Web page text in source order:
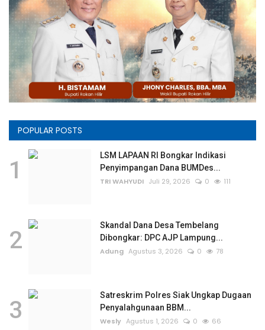
POPULAR POSTS
1
LSM LAPAAN RI Bongkar Indikasi
Penyimpangan Dana BUMDes...
TRI WAHYUDI Juli 29, 2026 0 111
2
Skandal Dana Desa Tembelang
Dibongkar: DPC AJP Lampung...
Adung Agustus 3, 2026 0 78
3
Satreskrim Polres Siak Ungkap Dugaan
Penyalahgunaan BBM...
Wesly Agustus 1, 2026 0 66